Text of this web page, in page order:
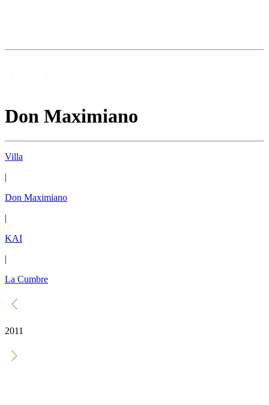
Don Maximiano
Villa
|
Don Maximiano
|
KAI
|
La Cumbre
2011